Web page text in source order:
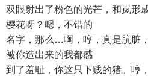
双眼射出了粉色的光芒，和岚形
樱花呀？嗯，不错的
名字，那么…啊，哼，真是肮脏
被你造出来的我都感
到了羞耻，你这只下贱的猪。哼